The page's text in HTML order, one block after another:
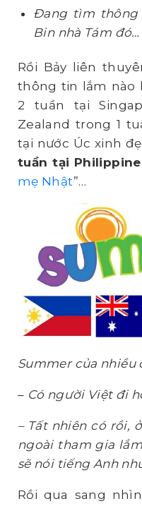
Đang tìm thông
Bin nhà Tám đó…
Rồi Bảy liên
thông tin lắm nào
2 tuần tại
Zealand trong 1
tại nước Úc xinh
tuần tại
mẹ Nhật”…
Summer của nhiều
– Có người Việt đi
– Tất nhiên có rồi,
ngoài tham gia
sẽ nói tiếng Anh
Rồi qua sang